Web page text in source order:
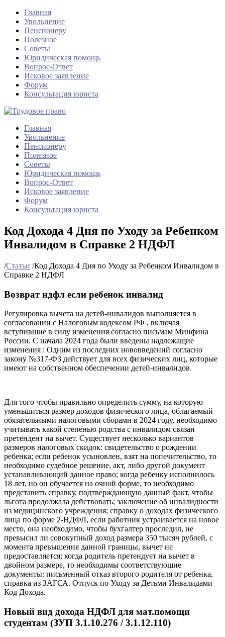
Главная
Увольнение
Пенсионеру
Полезное
Советы
Юридическая помощь
Вопрос-Ответ
Исковое заявление
Форум
Консультация юриста
Главная
Увольнение
Пенсионеру
Полезное
Советы
Юридическая помощь
Вопрос-Ответ
Исковое заявление
Форум
Консультация юриста
Код Дохода 4 Дня по Уходу за Ребенком
Инвалидом в Справке 2 НДФЛ
/Статьи /Код Дохода 4 Дня по Уходу за Ребенком Инвалидом в
Справке 2 НДФЛ
Возврат ндфл если ребенок инвалид
Регулировка вычета на детей-инвалидов выполняется в
согласовании с Налоговым кодексом РФ , включая
вступившие в силу изменения согласно письмам Минфина
России. С начала 2024 года были введены надлежащие
изменения : Одним из последних нововведений согласно
закону №317-ФЗ действует для всех физических лиц, которые
имеют на собственном обеспечении детей-инвалидов.
Для того чтобы правильно определить сумму, на которую
уменьшиться размер доходов физического лица, облагаемый
обязательными налоговыми сборами в 2024 году, необходимо
учитывать какой степенью родства с инвалидом связан
претендент на вычет. Существует несколько вариантов
размеров налоговых скидок: свидетельство о рождении
ребенка; если ребенок усыновлен, взят на попечительство, то
необходимо судебное решение, акт, либо другой документ
устанавливающий данное право; когда ребенку исполнилось
18 лет, но он обучается на очной форме, то необходимо
представить справку, подтверждающую данный факт, чтобы
льгота продолжала действовать; заключение об инвалидности
из медицинского учреждения; справку о доходах физического
лица по форме 2-НДФЛ, если работник устраивается на новое
место, она необходимо, чтобы бухгалтер проследил, не
превысил ли совокупный доход размера 350 тысяч рублей, с
момента превышения данной границы, вычет не
предоставляется; когда родитель претендует на вычет в
двойном размере, то необходимы соответствующие
документы: письменный отказ второго родителя от ребенка,
справка из ЗАГСА. Отпуск по Уходу за Детьми Инвалидами
Код Дохода.
Новый вид дохода НДФЛ для мат.помощи
студентам (ЗУП 3.1.10.276 / 3.1.12.110)